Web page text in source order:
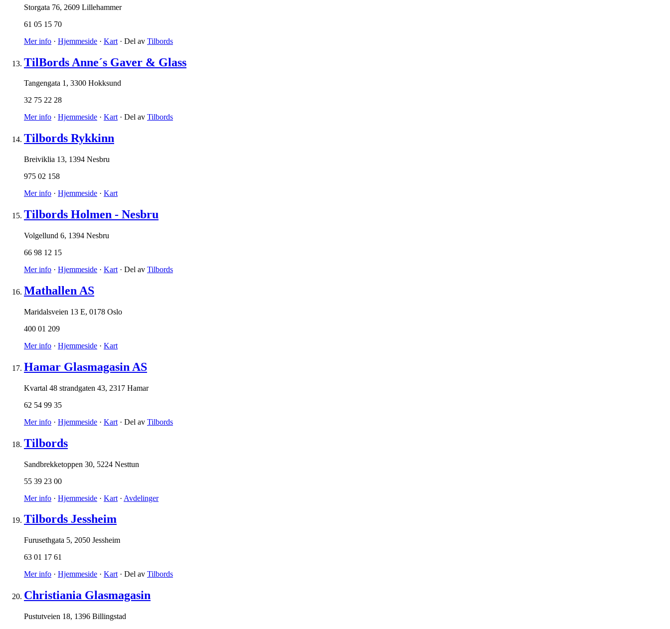
Storgata 76, 2609 Lillehammer
61 05 15 70
Mer info · Hjemmeside · Kart · Del av Tilbords
TilBords Anne´s Gaver & Glass
Tangengata 1, 3300 Hokksund
32 75 22 28
Mer info · Hjemmeside · Kart· Del av Tilbords
Tilbords Rykkinn
Breiviklia 13, 1394 Nesbru
975 02 158
Mer info · Hjemmeside · Kart
Tilbords Holmen - Nesbru
Volgellund 6, 1394 Nesbru
66 98 12 15
Mer info · Hjemmeside · Kart · Del av Tilbords
Mathallen AS
Maridalsveien 13 E, 0178 Oslo
400 01 209
Mer info · Hjemmeside · Kart
Hamar Glasmagasin AS
Kvartal 48 strandgaten 43, 2317 Hamar
62 54 99 35
Mer info · Hjemmeside · Kart · Del av Tilbords
Tilbords
Sandbrekketoppen 30, 5224 Nesttun
55 39 23 00
Mer info · Hjemmeside · Kart · Avdelinger
Tilbords Jessheim
Furusethgata 5, 2050 Jessheim
63 01 17 61
Mer info · Hjemmeside · Kart · Del av Tilbords
Christiania Glasmagasin
Pustutveien 18, 1396 Billingstad